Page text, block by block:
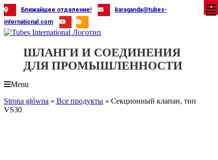
Skip
to
content
Ближайшее отделение!
karaganda@tubes-
international.com
ШЛАНГИ И СОЕДИНЕНИЯ
ДЛЯ ПРОМЫШЛЕННОСТИ
Menu
Strona główna » Все продукты » Секционный клапан, тип
VS30
X
X
X
X
X
X
X
X
X
X
X
X
X
X
X
X
X
X
X